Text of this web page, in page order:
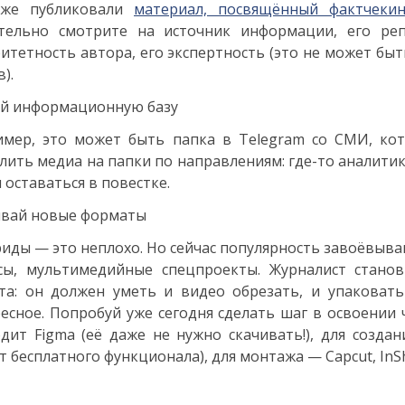
публиковали материал, посвящённый
смотрите на источник информации, его
автора, его экспертность (это не может
информационную базу
это может быть папка в Telegram со СМИ,
медиа на папки по направлениям: где-то
в повестке.
новые форматы
— это неплохо. Но сейчас популярность
мультимедийные спецпроекты. Журналист
он должен уметь и видео обрезать, и
Попробуй уже сегодня сделать шаг в
Figma (её даже не нужно скачивать!), для
бесплатного функционала), для монтажа — Capcut,